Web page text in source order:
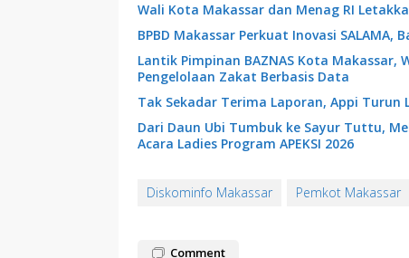
Wali Kota Makassar dan Menag RI
BPBD Makassar Perkuat Inovasi SALAMA,
Lantik Pimpinan BAZNAS Kota
Pengelolaan Zakat Berbasis Data
Tak Sekadar Terima Laporan, Appi Turun
Dari Daun Ubi Tumbuk ke Sayur Tuttu,
Acara Ladies Program APEKSI 2026
Diskominfo Makassar Pemkot Makassar
Comment